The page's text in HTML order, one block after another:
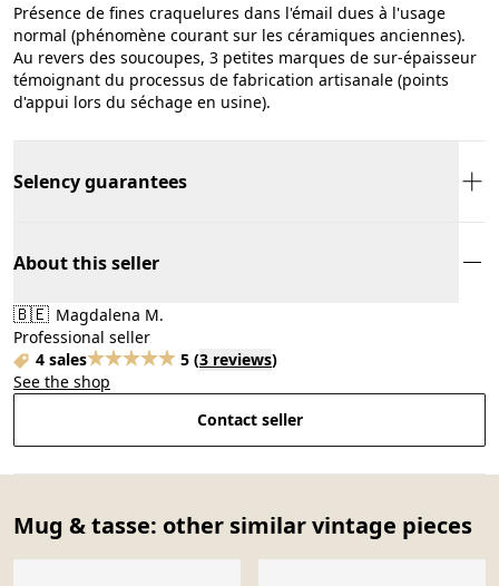
Présence de fines craquelures dans l'émail dues à l'usage
normal (phénomène courant sur les céramiques anciennes).
Au revers des soucoupes, 3 petites marques de sur-épaisseur
témoignant du processus de fabrication artisanale (points
d'appui lors du séchage en usine).
Selency guarantees
About this seller
🇧🇪 Magdalena M.
Professional seller
4 sales
5 (3 reviews)
See the shop
Contact seller
Mug & tasse: other similar vintage pieces